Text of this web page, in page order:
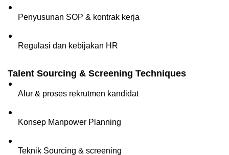
Penyusunan SOP & kontrak kerja
Regulasi dan kebijakan HR
Talent Sourcing & Screening Techniques
Alur & proses rekrutmen kandidat
Konsep Manpower Planning
Teknik Sourcing & screening